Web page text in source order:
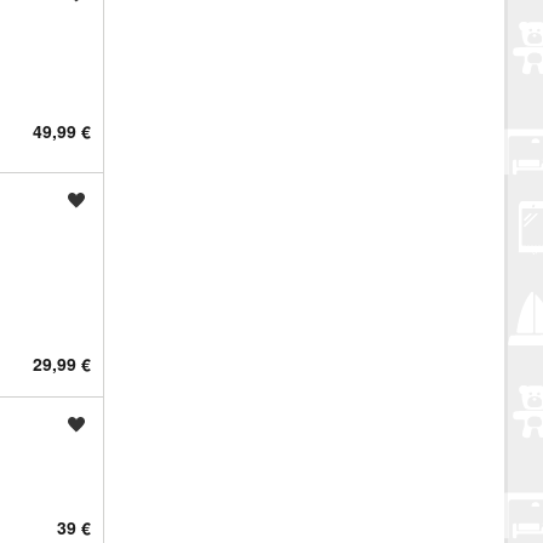
49,99 €
29,99 €
39 €